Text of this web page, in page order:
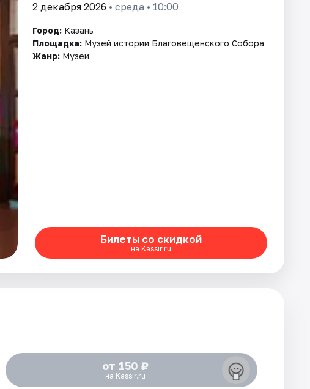
2 декабря 2026 • среда • 10:00
Город: Казань
Площадка: Музей истории Благовещенского Собора
Жанр: Музеи
Билеты со скидкой
на Kassir.ru
от 150 ₽
на Kassir.ru